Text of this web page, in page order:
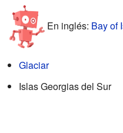
En inglés: Bay of
Glaciar
Islas Georgias del Sur